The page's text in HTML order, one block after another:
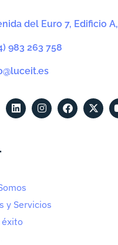
del Euro 7, Edificio
983 263 758
y Servicios
éxito